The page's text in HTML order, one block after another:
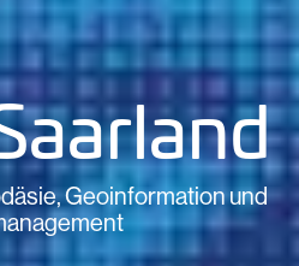
Geoinformation und